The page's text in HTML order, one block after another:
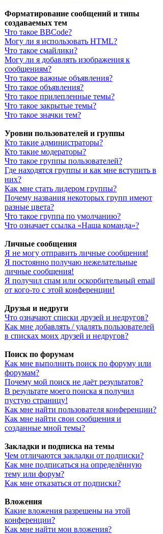
Форматирование сообщений и типы
создаваемых тем
Что такое BBCode?
Могу ли я использовать HTML?
Что такое смайлики?
Могу ли я добавлять изображения к
сообщениям?
Что такое важные объявления?
Что такое объявления?
Что такое прилепленные темы?
Что такое закрытые темы?
Что такое значки тем?
Уровни пользователей и группы
Кто такие администраторы?
Кто такие модераторы?
Что такое группы пользователей?
Где находятся группы и как мне вступить в
них?
Как мне стать лидером группы?
Почему названия некоторых групп имеют
разные цвета?
Что такое группа по умолчанию?
Что означает ссылка «Наша команда»?
Личные сообщения
Я не могу отправить личные сообщения!
Я постоянно получаю нежелательные
личные сообщения!
Я получил спам или оскорбительный email
от кого-то с этой конференции!
Друзья и недруги
Что означают списки друзей и недругов?
Как мне добавлять / удалять пользователей
в списках моих друзей и недругов?
Поиск по форумам
Как мне выполнить поиск по форуму или
форумам?
Почему мой поиск не даёт результатов?
В результате моего поиска я получил
пустую страницу!
Как мне найти пользователя конференции?
Как мне найти свои сообщения и
созданные мной темы?
Закладки и подписка на темы
Чем отличаются закладки от подписки?
Как мне подписаться на определённую
тему или форум?
Как мне отказаться от подписки?
Вложения
Какие вложения разрешены на этой
конференции?
Как мне найти мои вложения?